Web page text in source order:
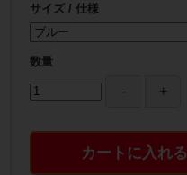
サイズ / 仕様
数量
カートに入れる